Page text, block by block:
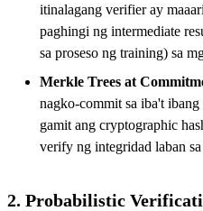
itinalagang verifier ay
paghingi ng intermediate
sa proseso ng training) sa
Merkle Trees at
nagko-commit sa iba't
gamit ang cryptographic
verify ng integridad laban
2. Probabilistic